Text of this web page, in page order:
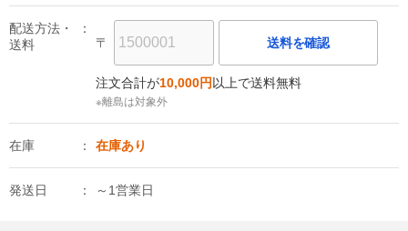
配送方法・
送料
〒 送料を確認
注文合計が10,000円 以上で送料無料
※離島は対象外
在庫 在庫あり
発送日 ～1営業日